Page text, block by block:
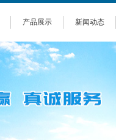
产品展示 新闻动态